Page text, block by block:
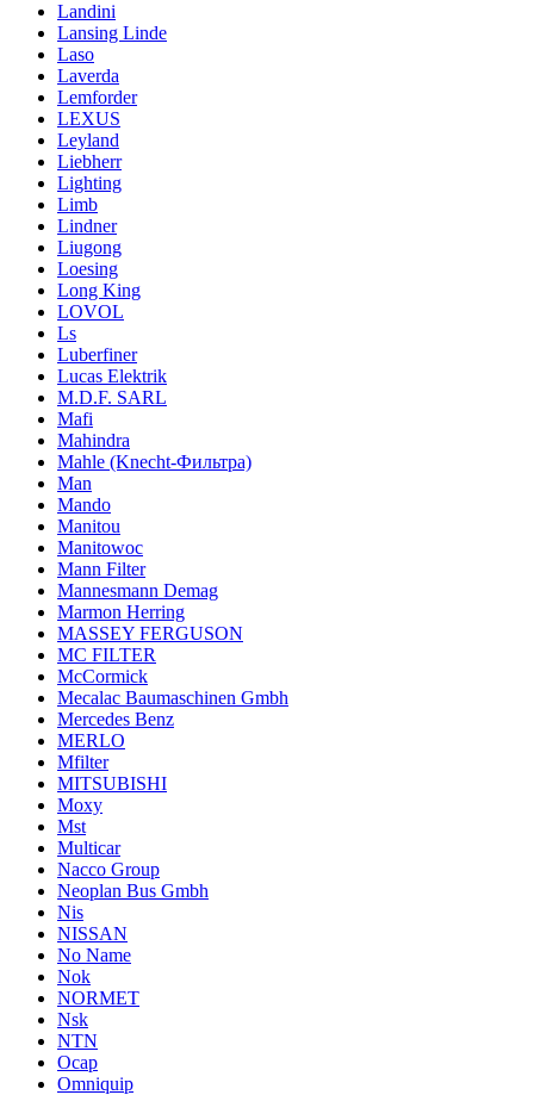
Landini
Lansing Linde
Laso
Laverda
Lemforder
LEXUS
Leyland
Liebherr
Lighting
Limb
Lindner
Liugong
Loesing
Long King
LOVOL
Ls
Luberfiner
Lucas Elektrik
M.D.F. SARL
Mafi
Mahindra
Mahle (Knecht-Фильтра)
Man
Mando
Manitou
Manitowoc
Mann Filter
Mannesmann Demag
Marmon Herring
MASSEY FERGUSON
MC FILTER
McCormick
Mecalac Baumaschinen Gmbh
Mercedes Benz
MERLO
Mfilter
MITSUBISHI
Moxy
Mst
Multicar
Nacco Group
Neoplan Bus Gmbh
Nis
NISSAN
No Name
Nok
NORMET
Nsk
NTN
Ocap
Omniquip